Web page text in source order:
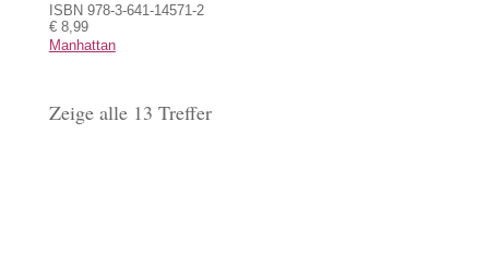
ISBN 978-3-641-14571-2
€ 8,99
Manhattan
Zeige alle 13 Treffer